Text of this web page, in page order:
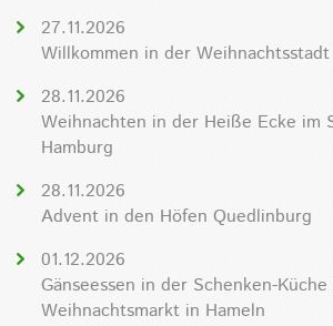
27.11.2026
Willkommen in der Weihnachtsstadt
28.11.2026
Weihnachten in der Heiße Ecke im
Hamburg
28.11.2026
Advent in den Höfen Quedlinburg
01.12.2026
Gänseessen in der Schenken-
Weihnachtsmarkt in Hameln